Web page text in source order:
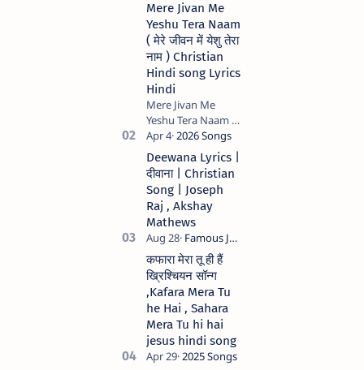
Mere Jivan Me
Yeshu Tera Naam
( मेरे जीवन में येशु तेरा
नाम ) Christian
Hindi song Lyrics
Hindi
Mere Jivan Me
Yeshu Tera Naam (
मेरे जीवन में येशु तेरा नाम )
Christian Hindi
song Lyrics Hindi
Anil Kant …
Deewana Lyrics |
दीवाना | Christian
Song | Joseph
Raj , Akshay
Mathews
कफारा मेरा तू ही हैं
ख्रिश्चियन सॉन्ग
,Kafara Mera Tu
he Hai , Sahara
Mera Tu hi hai
jesus hindi song